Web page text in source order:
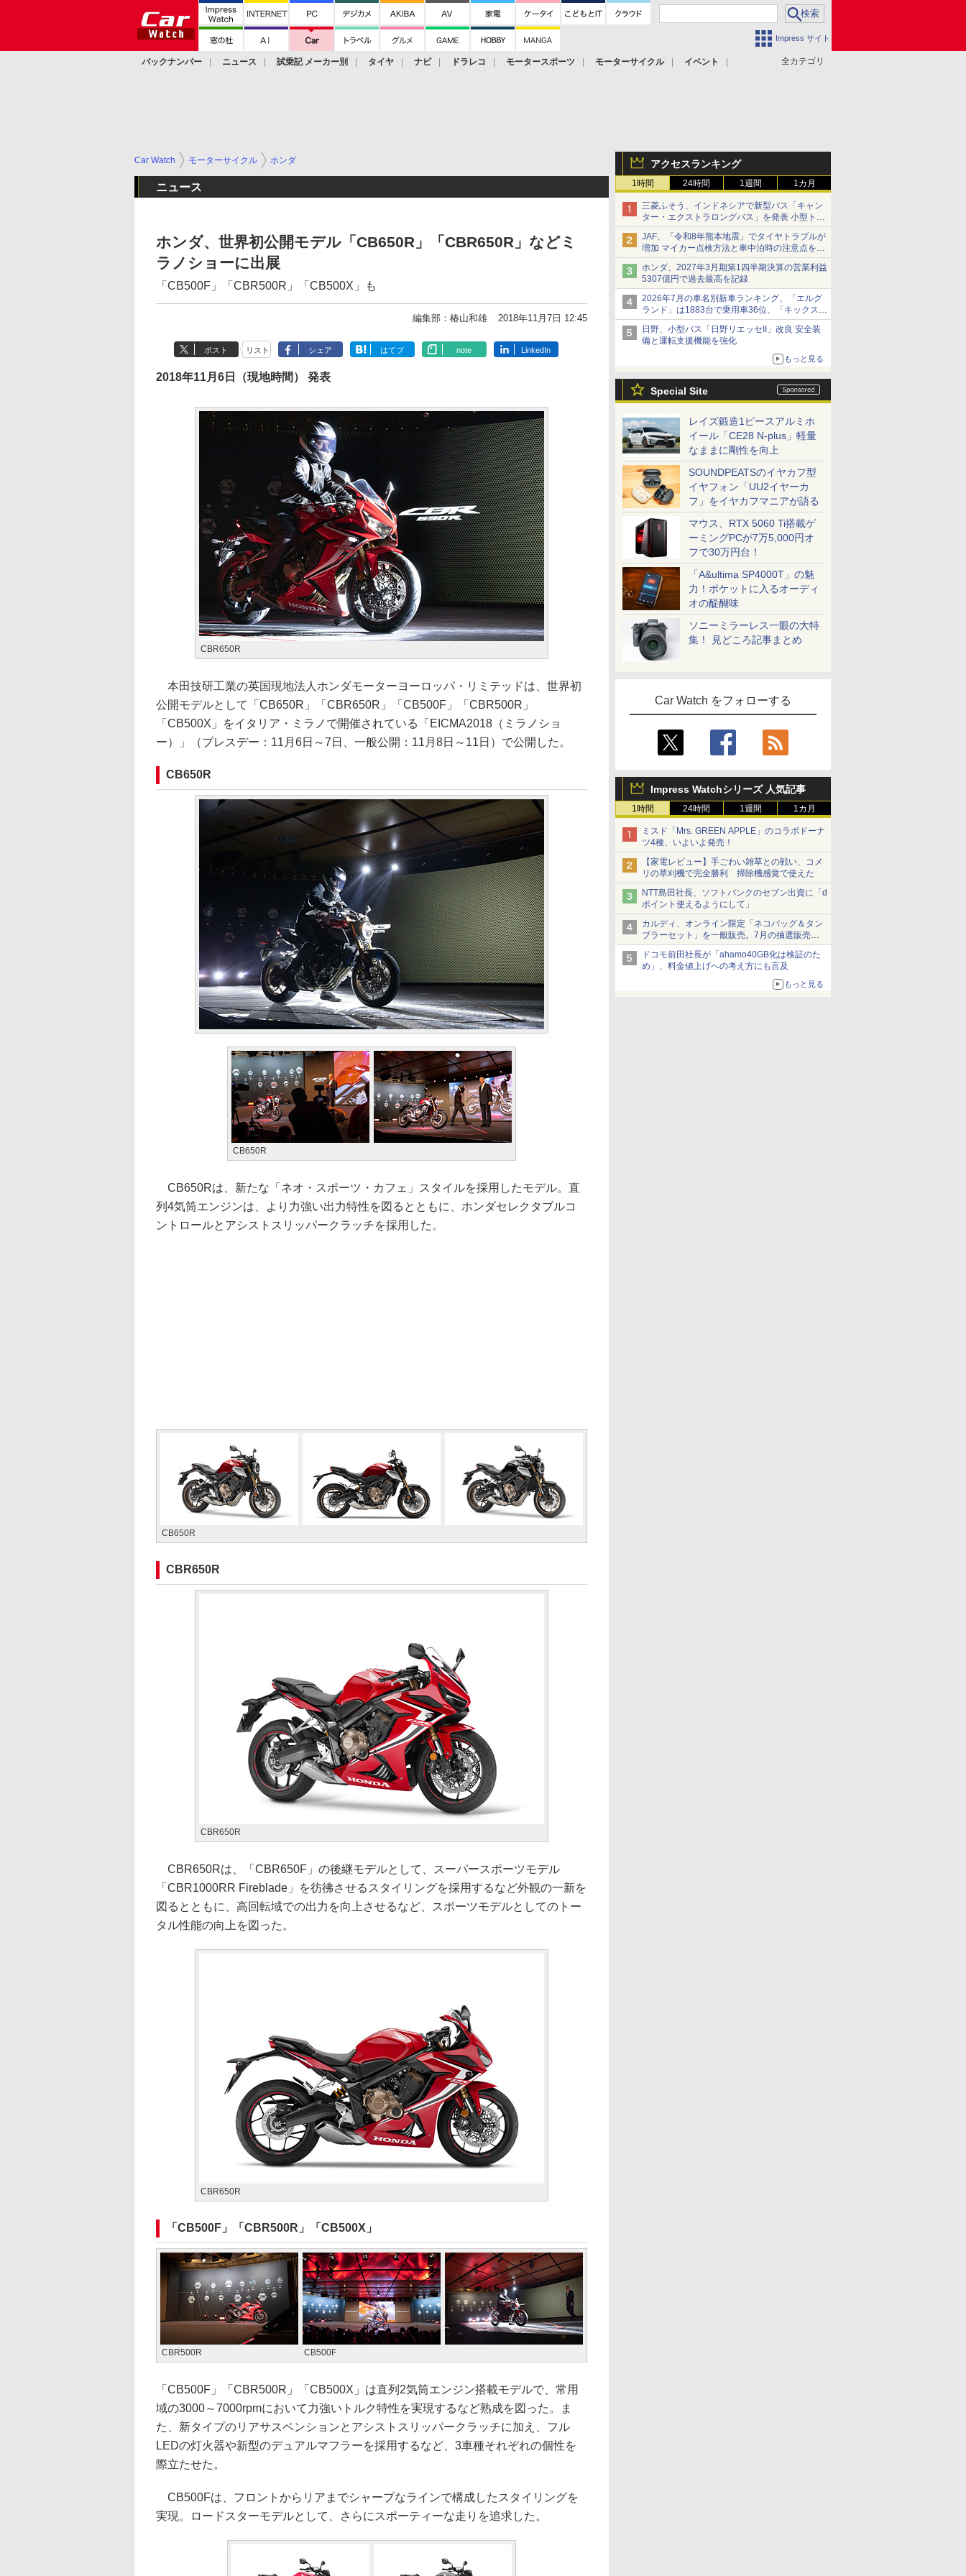
Impress サイト
全カテゴリ
バックナンバー ニュース 試乗記 メーカー別 タイヤ ナビ ドラレコ モータースポーツ モーターサイクル
イベント
アクセスランキング
1時間 24時間 1週間 1カ月
三菱ふそう、インドネシアで新型バス「キャン
ター・エクストラロングバス」を発表 小型トラ
ックベースの観光・旅客輸送向けバス
JAF、「令和8年熊本地震」でタイヤトラブルが
増加 マイカー点検方法と車中泊時の注意点を呼
びかけ
ホンダ、2027年3月期第1四半期決算の営業利益
5307億円で過去最高を記録
2026年7月の車名別新車ランキング、「エルグ
ランド」は1883台で乗用車36位、「キックス」
は2591台で27位に
日野、小型バス「日野リエッセII」改良 安全装
備と運転支援機能を強化
もっと見る
Special Site
レイズ鍛造1ピースアルミホ
イール「CE28 N-plus」軽量
なままに剛性を向上
SOUNDPEATSのイヤカフ型
イヤフォン「UU2イヤーカ
フ」をイヤカフマニアが語る
マウス、RTX 5060 Ti搭載ゲ
ーミングPCが7万5,000円オ
フで30万円台！
「A&ultima SP4000T」の魅
力！ポケットに入るオーディ
オの醍醐味
ソニーミラーレス一眼の大特
集！ 見どころ記事まとめ
Car Watch をフォローする
Impress Watchシリーズ 人気記事
1時間 24時間 1週間 1カ月
ミスド「Mrs. GREEN APPLE」のコラボドーナ
ツ4種、いよいよ発売！
【家電レビュー】手ごわい雑草との戦い、コメ
リの草刈機で完全勝利 掃除機感覚で使えた
NTT島田社長、ソフトバンクのセブン出資に「d
ポイント使えるようにして」
カルディ、オンライン限定「ネコバッグ＆タン
ブラーセット」を一般販売。7月の抽選販売の
当選無効分
ドコモ前田社長が「ahamo40GB化は検証のた
め」、料金値上げへの考え方にも言及
もっと見る
Car Watch モーターサイクル ホンダ
ニュース
ホンダ、世界初公開モデル「CB650R」「CBR650R」などミ
ラノショーに出展
「CB500F」「CBR500R」「CB500X」も
編集部：椿山和雄 2018年11月7日 12:45
ポスト リスト シェア はてブ note LinkedIn
2018年11月6日（現地時間） 発表
CBR650R
本田技研工業の英国現地法人ホンダモーターヨーロッパ・リミテッドは、世界初
公開モデルとして「CB650R」「CBR650R」「CB500F」「CBR500R」
「CB500X」をイタリア・ミラノで開催されている「EICMA2018（ミラノショ
ー）」（プレスデー：11月6日～7日、一般公開：11月8日～11日）で公開した。
CB650R
CB650R
CB650Rは、新たな「ネオ・スポーツ・カフェ」スタイルを採用したモデル。直
列4気筒エンジンは、より力強い出力特性を図るとともに、ホンダセレクタブルコ
ントロールとアシストスリッパークラッチを採用した。
CB650R
CBR650R
CBR650R
CBR650Rは、「CBR650F」の後継モデルとして、スーパースポーツモデル
「CBR1000RR Fireblade」を彷彿させるスタイリングを採用するなど外観の一新を
図るとともに、高回転域での出力を向上させるなど、スポーツモデルとしてのトー
タル性能の向上を図った。
CBR650R
「CB500F」「CBR500R」「CB500X」
CBR500R CB500F
「CB500F」「CBR500R」「CB500X」は直列2気筒エンジン搭載モデルで、常用
域の3000～7000rpmにおいて力強いトルク特性を実現するなど熟成を図った。ま
た、新タイプのリアサスペンションとアシストスリッパークラッチに加え、フル
LEDの灯火器や新型のデュアルマフラーを採用するなど、3車種それぞれの個性を
際立たせた。
CB500Fは、フロントからリアまでシャープなラインで構成したスタイリングを
実現。ロードスターモデルとして、さらにスポーティーな走りを追求した。